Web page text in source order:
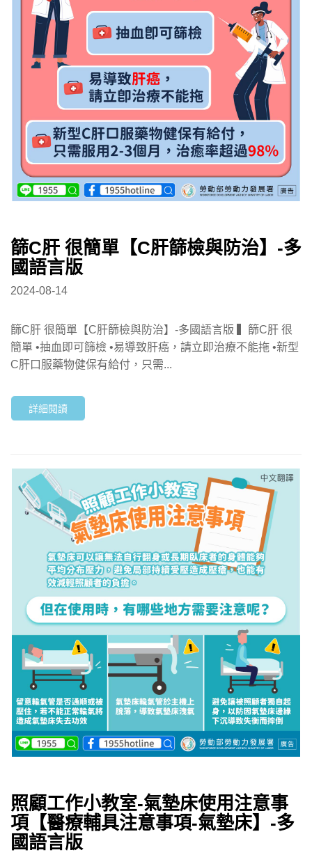
篩C肝 很簡單【C肝篩檢與防治】-多
國語言版
2024-08-14
篩C肝 很簡單【C肝篩檢與防治】-多國語言版 ▍篩C肝 很
簡單 •抽血即可篩檢 •易導致肝癌，請立即治療不能拖 •新型
C肝口服藥物健保有給付，只需...
詳細閱讀
照顧工作小教室-氣墊床使用注意事
項【醫療輔具注意事項-氣墊床】-多
國語言版